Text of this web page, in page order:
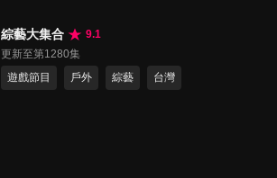
綜藝大集合
9.1
更新至第1280集
遊戲節目
戶外 綜藝 台灣